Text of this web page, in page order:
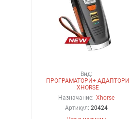
Вид:
ПРОГРАМАТОРИ+ АДАПТОРИ
XHORSE
Назначание: Xhorse
Артикул:20424